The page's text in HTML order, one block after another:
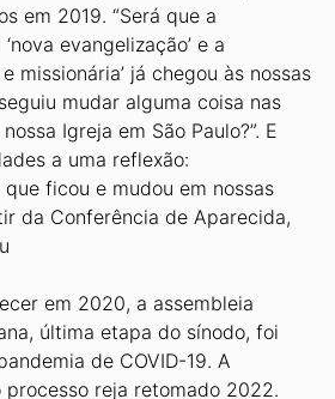
em 2019. “Será que a
evangelização’ e a
missionária’ já chegou às nossas
mudar alguma coisa nas
Igreja em São Paulo?”. E
a uma reflexão:
que ficou e mudou em nossas
da Conferência de Aparecida,
em 2020, a assembleia
última etapa do sínodo, foi
de COVID-19. A
reja retomado 2022.